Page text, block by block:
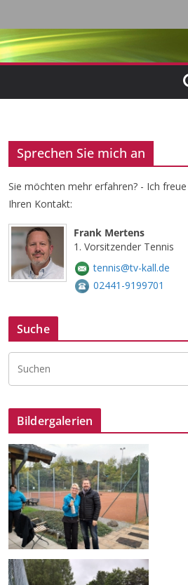
Sprechen Sie mich an
Sie möchten mehr erfahren? - Ich
Ihren Kontakt:
Frank Mertens
1. Vorsitzender Tennis
tennis@tv-kall.de
02441-9199701
Suche
Bildergalerien